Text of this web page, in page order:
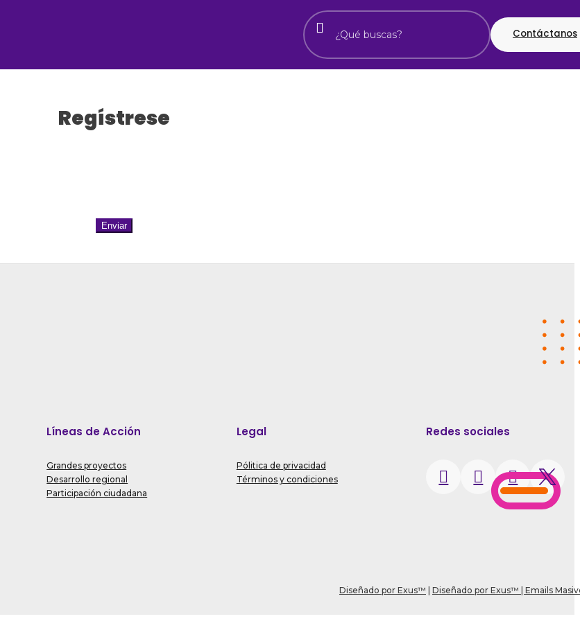
Contáctanos
Regístrese
Enviar
Líneas de Acción
Grandes proyectos
Desarrollo regional
Participación ciudadana
Legal
Pólitica de privacidad
Términos y condiciones
Redes sociales
Diseñado por Exus™ Diseñado por Exus™ | Emails